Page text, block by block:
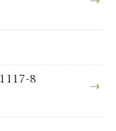
8